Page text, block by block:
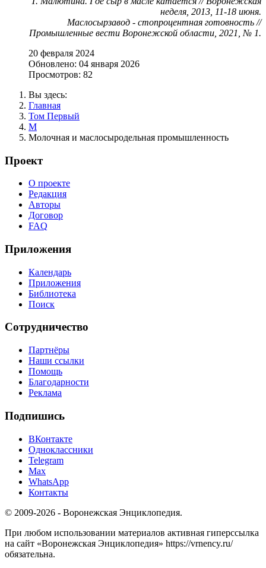
неделя, 2013, 11-18 июня.
Маслосырзавод - стопроцентная готовность //
Промышленные вести Воронежской области, 2021, № 1.
20 февраля 2024
Обновлено: 04 января 2026
Просмотров: 82
Вы здесь:
Главная
Том Первый
М
Молочная и маслосыродельная промышленность
Проект
О проекте
Редакция
Авторы
Договор
FAQ
Приложения
Календарь
Приложения
Библиотека
Поиск
Сотрудничество
Партнёры
Наши ссылки
Помощь
Благодарности
Реклама
Подпишись
ВКонтакте
Одноклассники
Telegram
Max
WhatsApp
Контакты
© 2009-2026 - Воронежская Энциклопедия.
При любом использовании материалов активная гиперссылка
на сайт «Воронежская Энциклопедия» https://vrnency.ru/
обязательна.